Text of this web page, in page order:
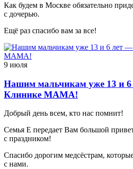
Как будем в Москве обязательно
с дочерью.
Ещё раз спасибо вам за все!
9 июля
Нашим мальчикам уже 13 и 6
Клинике МАМА!
Добрый день всем, кто нас помнит!
Семья Е передает Вам большой
с праздником!
Спасибо дорогим медсёстрам,
с нами.